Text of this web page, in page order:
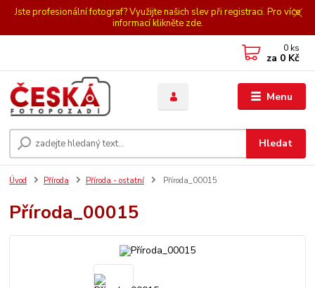
Jste profesionální fotograf? Využijte našich slev při registraci. Pro více
informací klikněte zde.
Menu
Hledat
0 ks
za 0 Kč
Úvod Příroda Příroda - ostatní Příroda_00015
Příroda_00015